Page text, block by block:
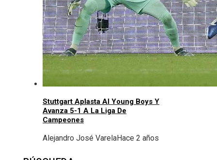
Stuttgart Aplasta Al Young Boys Y
Avanza 5-1 A La Liga De
Campeones
Alejandro José VarelaHace 2 años